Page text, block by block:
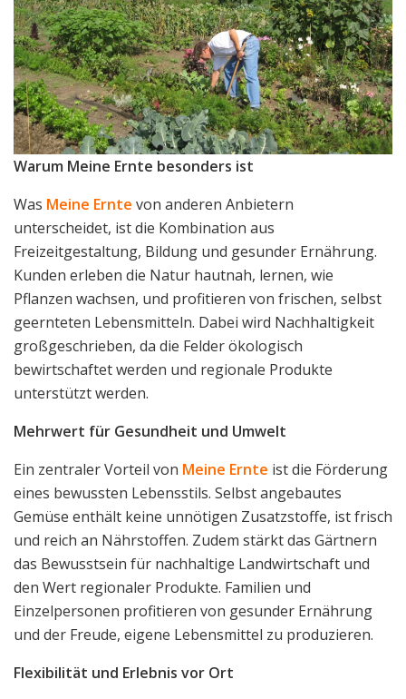
Warum Meine Ernte besonders ist
Was Meine Ernte von anderen Anbietern
unterscheidet, ist die Kombination aus
Freizeitgestaltung, Bildung und gesunder Ernährung.
Kunden erleben die Natur hautnah, lernen, wie
Pflanzen wachsen, und profitieren von frischen, selbst
geernteten Lebensmitteln. Dabei wird Nachhaltigkeit
großgeschrieben, da die Felder ökologisch
bewirtschaftet werden und regionale Produkte
unterstützt werden.
Mehrwert für Gesundheit und Umwelt
Ein zentraler Vorteil von Meine Ernte ist die Förderung
eines bewussten Lebensstils. Selbst angebautes
Gemüse enthält keine unnötigen Zusatzstoffe, ist frisch
und reich an Nährstoffen. Zudem stärkt das Gärtnern
das Bewusstsein für nachhaltige Landwirtschaft und
den Wert regionaler Produkte. Familien und
Einzelpersonen profitieren von gesunder Ernährung
und der Freude, eigene Lebensmittel zu produzieren.
Flexibilität und Erlebnis vor Ort